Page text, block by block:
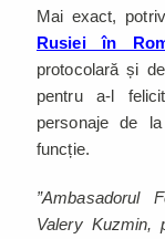
Mai exact,
Rusiei în
protocolară și
pentru a-l
personaje de
funcție.
”Ambasadorul
Valery